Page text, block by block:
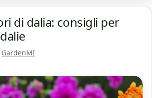
di dalia: consigli per
GardenMI